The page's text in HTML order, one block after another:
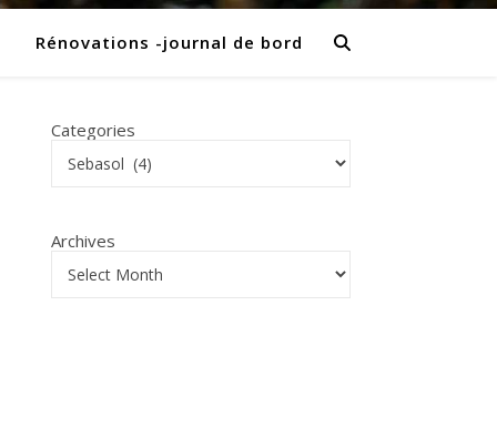
Rénovations -journal de bord
Categories
Archives